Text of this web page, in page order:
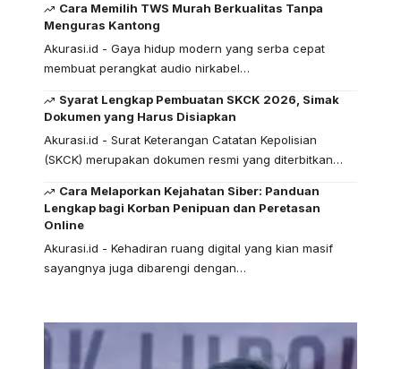
Cara Memilih TWS Murah Berkualitas Tanpa
Menguras Kantong
Akurasi.id - Gaya hidup modern yang serba cepat
membuat perangkat audio nirkabel…
Syarat Lengkap Pembuatan SKCK 2026, Simak
Dokumen yang Harus Disiapkan
Akurasi.id - Surat Keterangan Catatan Kepolisian
(SKCK) merupakan dokumen resmi yang diterbitkan…
Cara Melaporkan Kejahatan Siber: Panduan
Lengkap bagi Korban Penipuan dan Peretasan
Online
Akurasi.id - Kehadiran ruang digital yang kian masif
sayangnya juga dibarengi dengan…